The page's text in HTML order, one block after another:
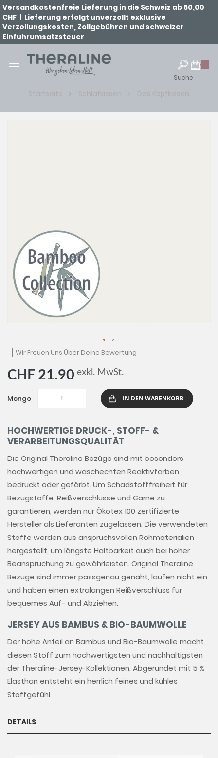
Versandkostenfreie Lieferung in die Schweiz ab 60,00
CHF | Lieferung erfolgt unverzollt exklusive
Verzollungskosten, Zollgebühren und schweizer
Einfuhrumsatzsteuer
Suche
Startseite Schlafkissen Das Kopfkissen
Wir Freuen Uns Über Deine Bewertung
CHF 21.90 exkl. MwSt.
Menge IN DEN WARENKORB
HOCHWERTIGE DRUCK-, STOFF- &
VERARBEITUNGSQUALITÄT
Die Original Theraline Bezüge sind mit besonders
hochwertigen und waschechten Reaktivfarben
bedruckt oder gefärbt. Um Schadstofffreiheit für
Bezugstoffe, Reißverschlüsse und Garne zu
garantieren, werden nur Ökotex 100 zertifizierte
Hersteller als Lieferanten zugelassen. Die verwendeten
Stoffe werden aus anspruchsvollen Rohmaterialien
hergestellt, um längste Haltbarkeit auch bei hoher
Beanspruchung zu gewährleisten. Original Theraline
Bezüge sind immer passgenau genäht, laufen nicht ein
und haben einen extralangen Reißverschluss für
bequemes Auf- und Abziehen.
JERSEY AUS BAMBUS & BIO-BAUMWOLLE
Der hohe Anteil an Bambus und Bio-Baumwolle macht
diesen Stoff zum hochwertigsten und nachhaltigsten
der Theraline-Jersey-Kollektionen. Abgerundet mit 5 %
Elasthan entsteht ein herrlich feines und kühles
Stoffgefühl.
Zum
Anfang
der
Bildgalerie
DETAILS